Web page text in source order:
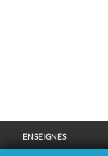
ENSEIGNES